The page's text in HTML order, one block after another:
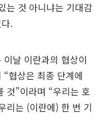
는 것 아니냐는 기대감
.
날 이란과의 협상이
협상은 최종 단계에
것”이라며 “우리는 호
리는 (이란에) 한 번 기